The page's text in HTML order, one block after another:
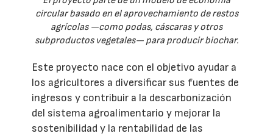
circular basado en el aprovechamiento de restos
agrícolas —como podas, cáscaras y otros
subproductos vegetales— para producir biochar.
Este proyecto nace con el objetivo ayudar a
los agricultores a diversificar sus fuentes de
ingresos y contribuir a la descarbonización
del sistema agroalimentario y mejorar la
sostenibilidad y la rentabilidad de las